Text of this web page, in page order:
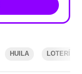
HUILA LOTERÍAS